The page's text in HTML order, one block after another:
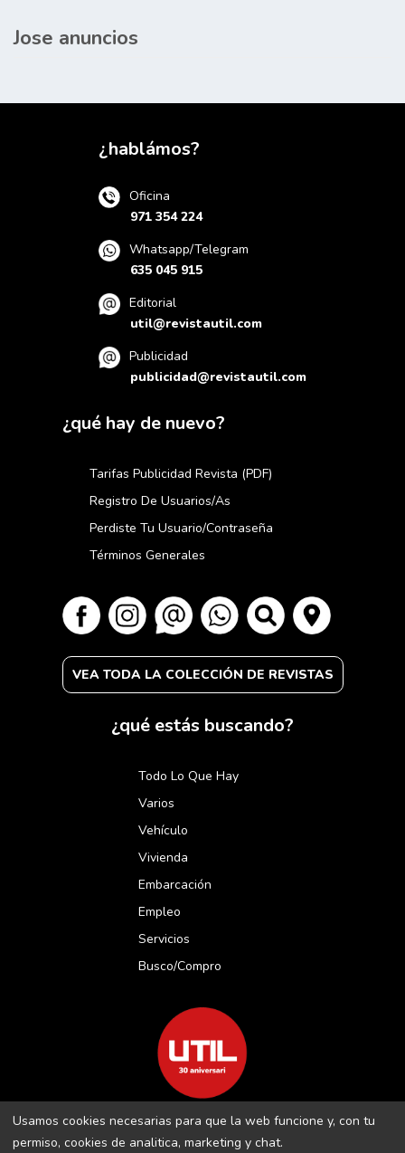
Usamos cookies necesarias para que la web funcione y, con tu
permiso, cookies de analitica, marketing y chat.
Jose anuncios
¿hablámos?
Oficina
971 354 224
Whatsapp/Telegram
635 045 915
Editorial
util@revistautil.com
Publicidad
publicidad@revistautil.com
¿qué hay de nuevo?
Tarifas Publicidad Revista (PDF)
Registro De Usuarios/as
Perdiste Tu Usuario/contraseña
Términos Generales
VEA TODA LA COLECCIÓN DE REVISTAS
¿qué estás buscando?
Todo Lo Que Hay
Varios
Vehículo
Vivienda
Embarcación
Empleo
Servicios
Busco/compro
REVISTA UTIL MENORCA S.L C/ BORJA MOLL, 18 · 07703 MAÓ-